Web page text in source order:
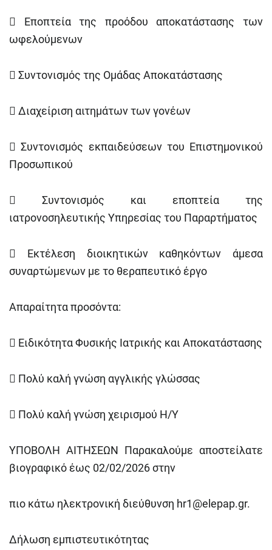
 Εποπτεία της προόδου αποκατάστασης των
ωφελούμενων
 Συντονισμός της Ομάδας Αποκατάστασης
 Διαχείριση αιτημάτων των γονέων
Συντονισμός εκπαιδεύσεων του Επιστημονικού
Προσωπικού
 Συντονισμός και εποπτεία της
ιατρονοσηλευτικής Υπηρεσίας του Παραρτήματος
 Εκτέλεση διοικητικών καθηκόντων άμεσα
συναρτώμενων με το θεραπευτικό έργο
Απαραίτητα προσόντα:
 Ειδικότητα Φυσικής Ιατρικής και Αποκατάστασης
 Πολύ καλή γνώση αγγλικής γλώσσας
 Πολύ καλή γνώση χειρισμού Η/Υ
ΥΠΟΒΟΛΗ ΑΙΤΗΣΕΩΝ Παρακαλούμε αποστείλατε
βιογραφικό έως 02/02/2026 στην
πιο κάτω ηλεκτρονική διεύθυνση hr1@elepap.gr.
Δήλωση εμπιστευτικότητας